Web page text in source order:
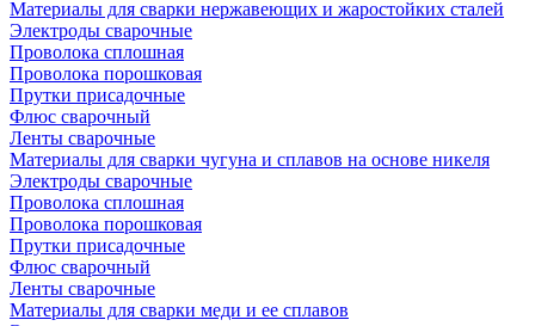
Материалы для сварки нержавеющих и жаростойких сталей
Электроды сварочные
Проволока сплошная
Проволока порошковая
Прутки присадочные
Флюс сварочный
Ленты сварочные
Материалы для сварки чугуна и сплавов на основе никеля
Электроды сварочные
Проволока сплошная
Проволока порошковая
Прутки присадочные
Флюс сварочный
Ленты сварочные
Материалы для сварки меди и ее сплавов